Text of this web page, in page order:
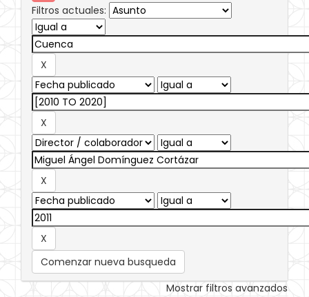
Filtros actuales:
Comenzar nueva busqueda
Mostrar filtros avanzados